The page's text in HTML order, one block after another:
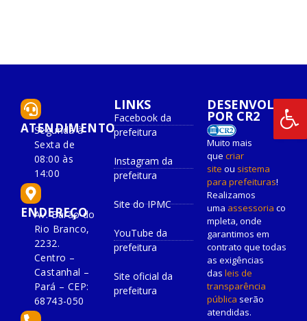
ATENDIMENTO
Segunda à
Sexta de
08:00 às
14:00
ENDEREÇO
Av. Barão do
Rio Branco,
2232.
Centro –
Castanhal –
Pará – CEP:
68743-050
LINKS
Facebook da
prefeitura
Instagram da
prefeitura
Site do IPMC
YouTube da
prefeitura
Site oficial da
prefeitura
DESENVOLVIDO
POR CR2
Muito mais
que criar
site ou sistema
para prefeituras!
Realizamos
uma assessoria co
mpleta, onde
garantimos em
contrato que todas
as exigências
das leis de
transparência
pública serão
atendidas.